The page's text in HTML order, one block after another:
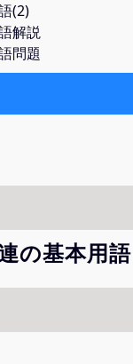
(2)
解説
問題
の基本用語